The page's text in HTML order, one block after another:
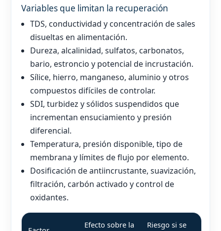
Variables que limitan la recuperación
TDS, conductividad y concentración de sales
disueltas en alimentación.
Dureza, alcalinidad, sulfatos, carbonatos,
bario, estroncio y potencial de incrustación.
Sílice, hierro, manganeso, aluminio y otros
compuestos difíciles de controlar.
SDI, turbidez y sólidos suspendidos que
incrementan ensuciamiento y presión
diferencial.
Temperatura, presión disponible, tipo de
membrana y límites de flujo por elemento.
Dosificación de antiincrustante, suavización,
filtración, carbón activado y control de
oxidantes.
Efecto sobre la
Riesgo si se